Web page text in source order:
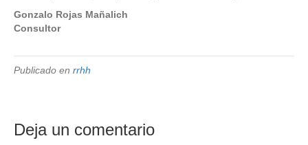
Gonzalo Rojas Mañalich
Consultor
Publicado en rrhh
Deja un comentario